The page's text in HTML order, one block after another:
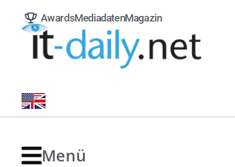
AwardsMediadatenMagazin
Menü